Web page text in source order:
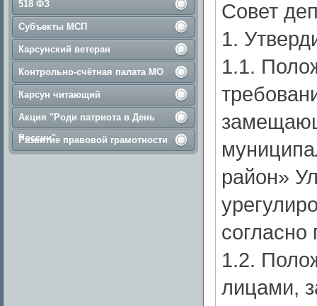
518 ФЗ
Субъекты МСП
Карсунский ветеран
Контрольно-счётная палата МО
Карсун читающий
Акция "Роди патриота в День
России"
Развитие правовой грамотности
Совет
1.
1.1.
район»
1.2.
лицами,